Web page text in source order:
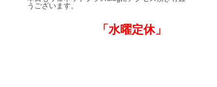
うございます。
「水曜定休」